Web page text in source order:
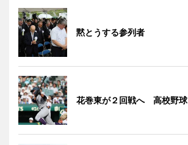
黙とうする参列者
花巻東が２回戦へ 高校野球